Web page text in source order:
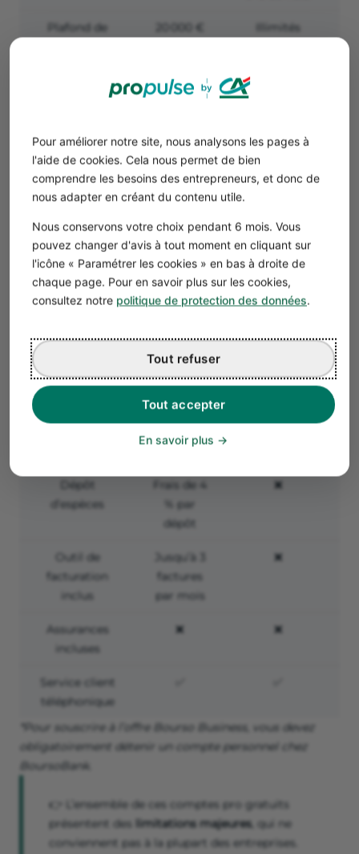
Pour améliorer notre site, nous analysons les pages à
l'aide de cookies. Cela nous permet de bien
comprendre les besoins des entrepreneurs, et donc de
nous adapter en créant du contenu utile.
Nous conservons votre choix pendant 6 mois. Vous
pouvez changer d'avis à tout moment en cliquant sur
l'icône « Paramétrer les cookies » en bas à droite de
chaque page. Pour en savoir plus sur les cookies,
consultez notre politique de protection des données.
Tout accepter
Tout refuser
En savoir plus
Plafond de
20 000 € Illimités
Nombre de
par mois
0 (1 € par
Nombre de
prélèvements
SEPA gratuits
5 gratuits,
par
transaction
Frais sur les
virements
(en devises)
6 € par
virement
0,1 % du
montant reçu,
minimum de
2 € par
chèque
Dépôt
d’espèces
Frais de 4
% par
dépôt
❌
Outil de
facturation
inclus
Jusqu’à 3
factures
par mois
❌
Assurances
incluses
❌ ❌
Service client
téléphonique
*Pour souscrire à l’offre Bourso Business, vous devez
obligatoirement détenir un compte personnel chez
BoursoBank.
👉 L’ensemble de ces comptes pro gratuits
présentent des limitations majeures, qui ne
conviennent pas à la plupart des entreprises.